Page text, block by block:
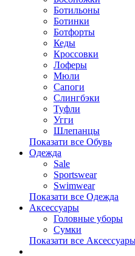
Ботильоны
Ботинки
Ботфорты
Кеды
Кроссовки
Лоферы
Мюли
Сапоги
Слингбэки
Туфли
Угги
Шлепанцы
Показати все Обувь
Одежда
Sale
Sportswear
Swimwear
Показати все Одежда
Аксессуары
Головные уборы
Сумки
Показати все